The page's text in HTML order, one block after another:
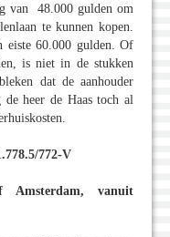
van 48.000 gulden om
te kunnen kopen.
eiste 60.000 gulden. Of
is niet in de stukken
dat de aanhouder
heer de Haas toch al
772-V
Amsterdam, vanuit